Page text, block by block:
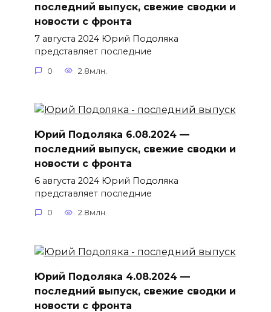
последний выпуск, свежие сводки и
новости с фронта
7 августа 2024 Юрий Подоляка
представляет последние
0 2.8млн.
Юрий Подоляка 6.08.2024 —
последний выпуск, свежие сводки и
новости с фронта
6 августа 2024 Юрий Подоляка
представляет последние
0 2.8млн.
Юрий Подоляка 4.08.2024 —
последний выпуск, свежие сводки и
новости с фронта